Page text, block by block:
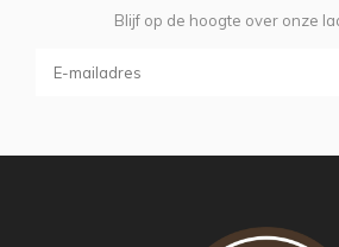
Blijf op de hoogte over onze